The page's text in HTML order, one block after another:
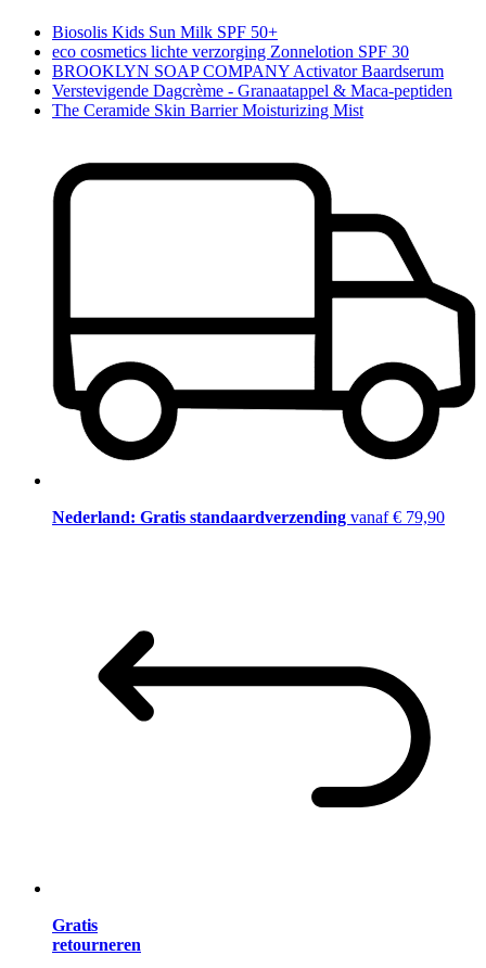
Biosolis Kids Sun Milk SPF 50+
eco cosmetics lichte verzorging Zonnelotion SPF 30
BROOKLYN SOAP COMPANY Activator Baardserum
Verstevigende Dagcrème - Granaatappel & Maca-peptiden
The Ceramide Skin Barrier Moisturizing Mist
Nederland: Gratis standaardverzending vanaf € 79,90
Gratis
retourneren